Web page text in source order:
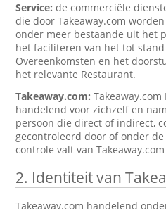
Service:de commerciële
die door Takeaway.com
onder meer bestaande uit het
het faciliteren van het tot stand
Overeenkomsten en het
het relevante Restaurant.
Takeaway.com:
handelend voor zichzelf en
persoon die direct of indirect,
gecontroleerd door of onder
controle valt van
2. Identiteit van
Takeaway.com handelend